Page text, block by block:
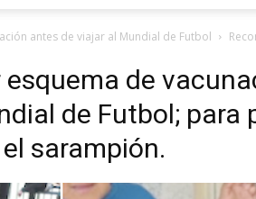
antes de viajar al Mundial de Futbol
de
de Futbol; para
sarampión.